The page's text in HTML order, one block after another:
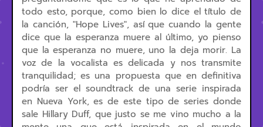
todo esto, porque, como bien lo dice el título de
la canción, "Hope Lives", así que cuando la gente
dice que la esperanza muere al último, yo pienso
que la esperanza no muere, uno la deja morir. La
voz de la vocalista es delicada y nos transmite
tranquilidad; es una propuesta que en definitiva
podría ser el soundtrack de una serie inspirada
en Nueva York, es de este tipo de series donde
sale Hillary Duff, que justo se me vino mucho a la